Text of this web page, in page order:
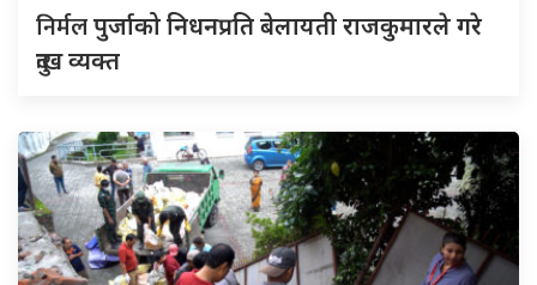
निर्मलपुर्जाको निधनप्रति बेलायती राजकुमारले गरे
दुःख व्यक्त